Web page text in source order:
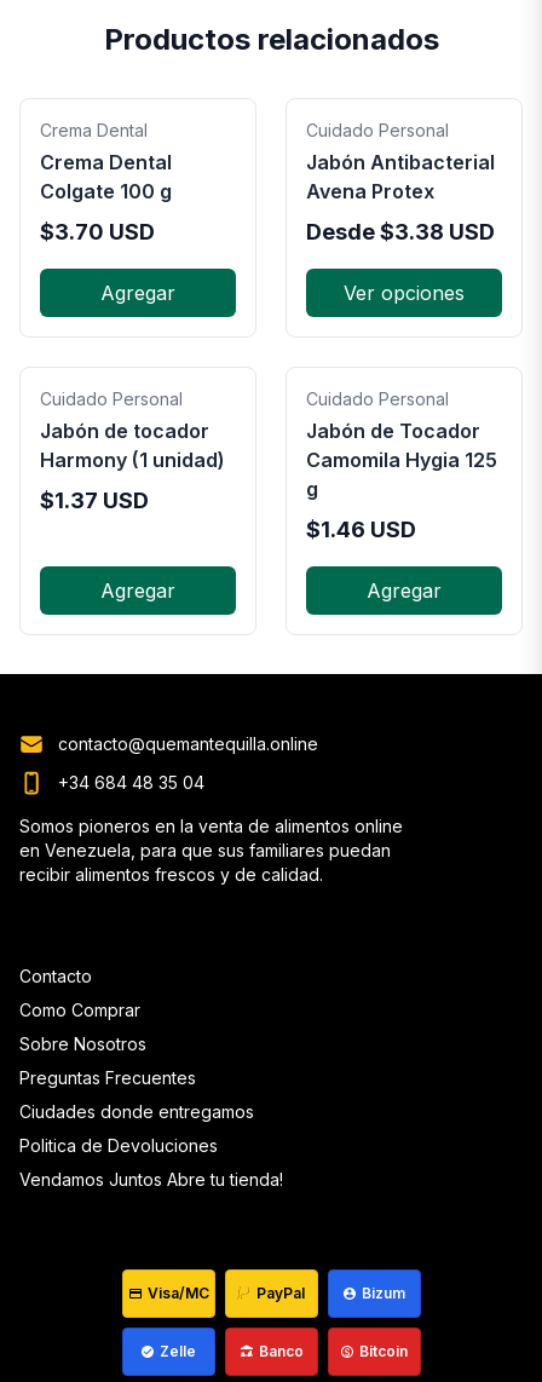
Productos relacionados
Crema Dental
Crema Dental
Colgate 100 g
$3.70 USD
Agregar
Cuidado Personal
Jabón Antibacterial
Avena Protex
Desde$3.38 USD
Ver opciones
Cuidado Personal
Jabón de tocador
Harmony (1 unidad)
$1.37 USD
Agregar
Cuidado Personal
Jabón de Tocador
Camomila Hygia 125
g
$1.46 USD
Agregar
Contacto
Como Comprar
Sobre Nosotros
Preguntas Frecuentes
Ciudades donde entregamos
Politica de Devoluciones
Vendamos Juntos Abre tu tienda!
contacto@quemantequilla.online
+34 684 48 35 04
Somos pioneros en la venta de alimentos online
en Venezuela, para que sus familiares puedan
recibir alimentos frescos y de calidad.
Visa/MC PayPal Bizum
Zelle Banco Bitcoin